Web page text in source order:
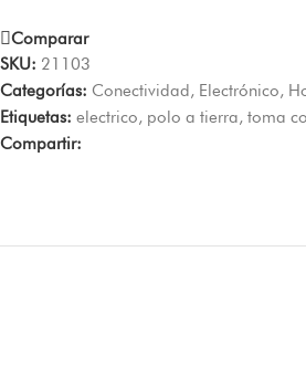
Comparar
SKU: 21103
Categorías: Conectividad, Electrónico,
Etiquetas: electrico, polo a tierra, toma
Compartir: